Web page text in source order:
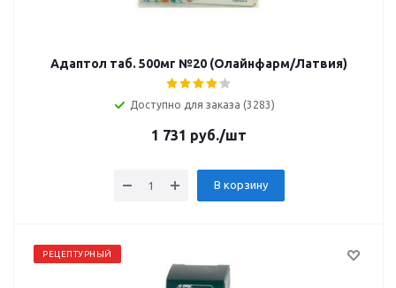
Адаптол таб. 500мг №20 (Олайнфарм/Латвия)
Доступно для заказа (3283)
1 731 руб./шт
В корзину
РЕЦЕПТУРНЫЙ